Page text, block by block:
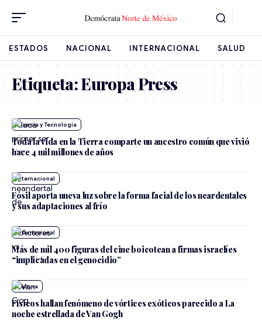
ESTADOS NACIONAL INTERNACIONAL SALUD
Etiqueta:Europa Press
Ciencia y Tecnología
Toda la vida en la Tierra comparte un ancestro común que vivió
hace 4 mil millones de años
Internacional
Fósil aporta nueva luz sobre la forma facial de los neardentales
y sus adaptaciones al frío
Internacional
Más de mil 400 figuras del cine boicotean a firmas israelíes
“implicadas en el genocidio”
Cultura
Físicos hallan fenómeno de vórtices exóticos parecido a La
noche estrellada de Van Gogh